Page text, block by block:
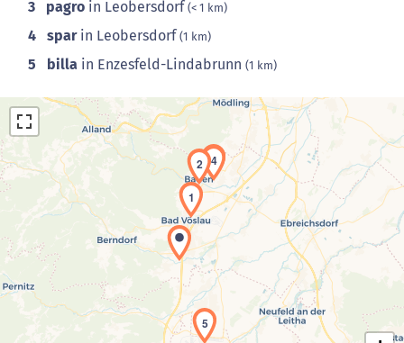
3 pagro in Leobersdorf(< 1 km)
4 sparin Leobersdorf(1 km)
5 billa in Enzesfeld-Lindabrunn (1 km)
Laden der Karte...
1
2 3
4
5